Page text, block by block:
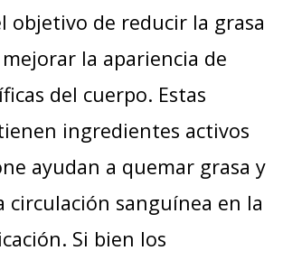
objetivo de reducir la grasa
la apariencia de
del cuerpo. Estas
ingredientes activos
ayudan a quemar grasa y
circulación sanguínea en la
Si bien los